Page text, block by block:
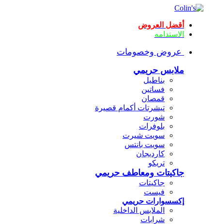
أقضل العروض
الاستدامه
عروض وخصومات
ملابس حريمي
بناطيل
فساتين
قمصان
تيشرتات أكمام قصيرة
شورت
بلوفرات
سويت شيرت
سويت بانتس
كارديجان
تريكو
جاكيتات ومعاطف حريمي
جاكيتات
فيست
إكسسوارات حريمي
الملابس الداخلية
شرابات